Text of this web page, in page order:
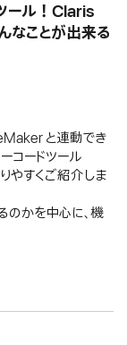
ール！Claris
ことが出来る
と連動でき
コードツール
やすくご紹介しま
のかを中心に、機